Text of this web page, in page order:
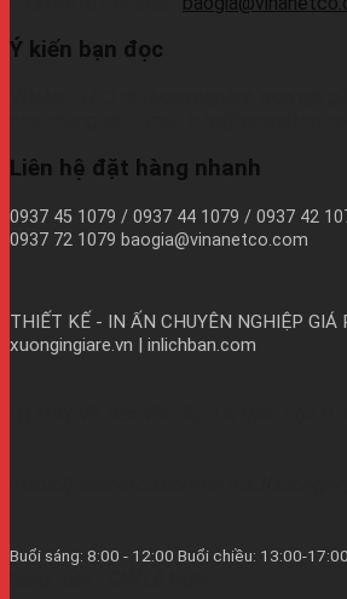
Ý kiến bạn đọc
Liên hệ đặt hàng nhanh
0937 45 1079 / 0937 44 1079 / 0937 42
0937 72 1079 baogia@vinanetco.com
THIẾT KẾ - IN ẤN CHUYÊN NGHIỆP GIÁ
xuongingiare.vn | inlichban.com
https://vinanetco.com/https://
Buổi sáng: 8:00 - 12:00 Buổi chiều: 13:00-17:00